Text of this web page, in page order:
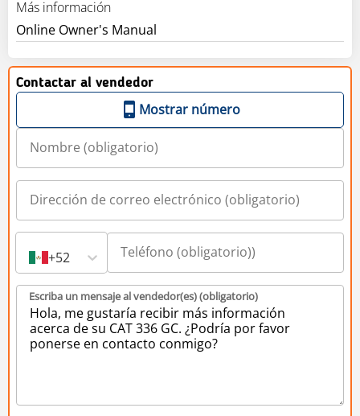
Más información
Online Owner's Manual
Contactar al vendedor
Mostrar número
+52
Escriba un mensaje al vendedor(es) (obligatorio)